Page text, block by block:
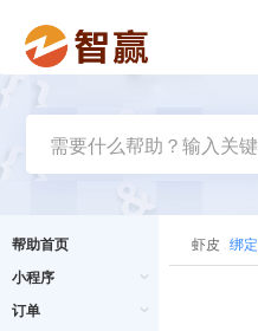
帮助首页
小程序
订单
虾皮 绑